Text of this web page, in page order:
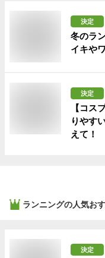
決定
冬のラ
イキや
決定
【コス
りやす
えて！
ランニングの人気お
決定